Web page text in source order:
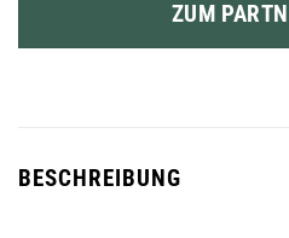
ZUM
BESCHREIBUNG